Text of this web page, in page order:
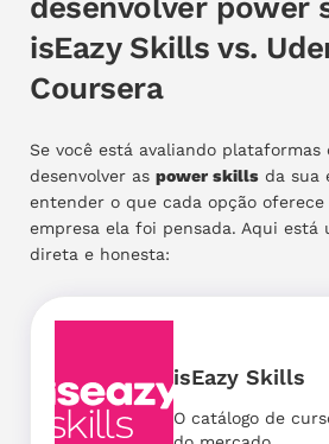
isEazy Skills vs.
Coursera
Se você está avaliando
desenvolver as power skills da sua
entender o que cada opção
empresa ela foi pensada. Aqui está
direta e honesta:
isEazy Skills
O catálogo de